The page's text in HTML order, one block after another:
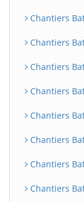
Chantiers
Chantiers
Chantiers
Chantiers
Chantiers
Chantiers
Chantiers
Chantiers